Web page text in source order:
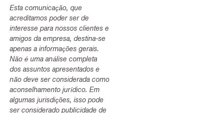
Esta comunicação, que
acreditamos poder ser de
interesse para nossos clientes e
amigos da empresa, destina-se
apenas a informações gerais.
Não é uma análise completa
dos assuntos apresentados e
não deve ser considerada como
aconselhamento jurídico. Em
algumas jurisdições, isso pode
ser considerado publicidade de